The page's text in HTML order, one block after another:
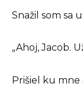
Snažil som sa
„Ahoj, Jacob.
Prišiel ku mne